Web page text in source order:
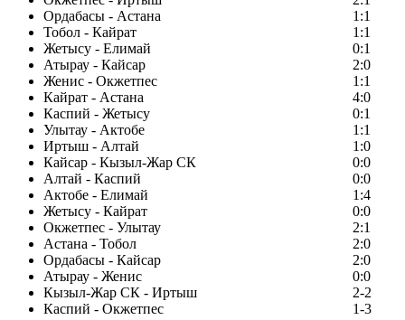
Ордабасы - Астана
1:1
Тобол - Кайрат
1:1
Жетысу - Елимай
0:1
Атырау - Кайсар
2:0
Женис - Окжетпес
1:1
Кайрат - Астана
4:0
Каспий - Жетысу
0:1
Улытау - Актобе
1:1
Иртыш - Алтай
1:0
Кайсар - Кызыл-Жар СК
0:0
Алтай - Каспий
0:0
Актобе - Елимай
1:4
Жетысу - Кайрат
0:0
Окжетпес - Улытау
2:1
Астана - Тобол
2:0
Ордабасы - Кайсар
2:0
Атырау - Женис
0:0
Кызыл-Жар СК - Иртыш
2-2
Каспий - Окжетпес
1-3